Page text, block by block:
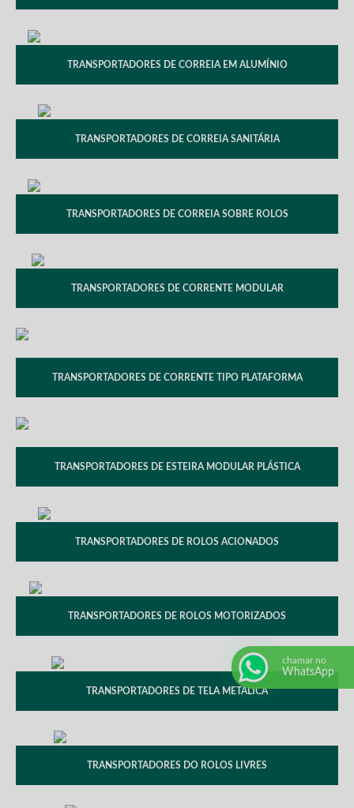
TRANSPORTADORES DE CORREIA EM ALUMÍNIO
TRANSPORTADORES DE CORREIA SANITÁRIA
TRANSPORTADORES DE CORREIA SOBRE ROLOS
TRANSPORTADORES DE CORRENTE MODULAR
TRANSPORTADORES DE CORRENTE TIPO PLATAFORMA
TRANSPORTADORES DE ESTEIRA MODULAR PLÁSTICA
TRANSPORTADORES DE ROLOS ACIONADOS
TRANSPORTADORES DE ROLOS MOTORIZADOS
TRANSPORTADORES DE TELA METÁLICA
TRANSPORTADORES DO ROLOS LIVRES
chamar no
WhatsApp